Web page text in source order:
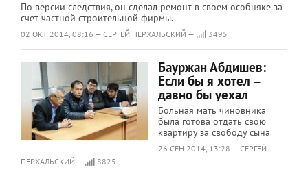
По версии следствия, он сделал ремонт в своем особняке за
счет частной строительной фирмы.
02 ОКТ 2014, 08:16 — СЕРГЕЙ ПЕРХАЛЬСКИЙ — 3495
Бауржан Абдишев:
Если бы я хотел –
давно бы уехал
Больная мать чиновника
была готова отдать свою
квартиру за свободу сына
26 СЕН 2014, 13:28 — СЕРГЕЙ
ПЕРХАЛЬСКИЙ —
8825